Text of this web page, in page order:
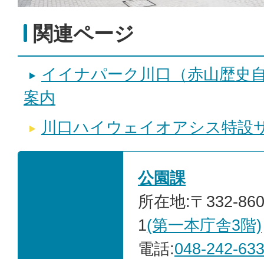
関連ページ
イイナパーク川口（赤山歴史
案内
川口ハイウェイオアシス特設
公園課
所在地:〒332-
1(第一本庁舎3階)
電話:048-242-